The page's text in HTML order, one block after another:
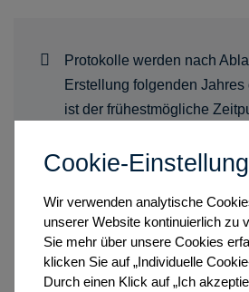
Cookie-
Wir verwenden analytische
unserer Website kontinuierlich zu
Sie mehr über unsere Cookies
klicken Sie auf „Individuelle
Durch einen Klick auf „Ich
Protokolle werden nach
Erstellung folgenden
ist der frühestmögliche
der spätestmögliche
ein früheres Datum als den
Vorjahres abfragen, so wird
lediglich für den Zeitraum
Daten vorliegen.